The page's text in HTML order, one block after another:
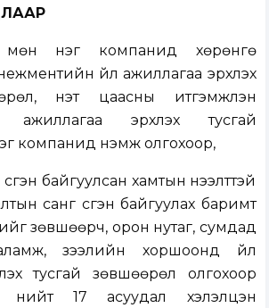
мөн нэг компанид хөрөнгө
үйл ажиллагаа эрхлэх
үнэт цаасны итгэмжлэн
ажиллагаа эрхлэх тусгай
компанид нэмж олгохоор,
байгуулсан хамтын нээлттэй
санг үүсгэн байгуулах баримт
зөвшөөрч, орон нутаг, сумдад
зээлийн хоршоонд үйл
тусгай зөвшөөрөл олгохоор
нийт 17 асуудал хэлэлцэн